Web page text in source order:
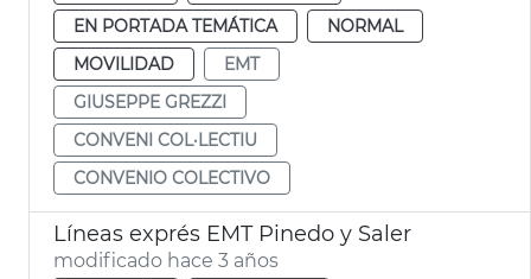
EN PORTADA TEMÁTICA
NORMAL
MOVILIDAD
EMT
GIUSEPPE GREZZI
CONVENI COL·LECTIU
CONVENIO COLECTIVO
Líneas exprés EMT Pinedo y Saler
modificado hace 3 años